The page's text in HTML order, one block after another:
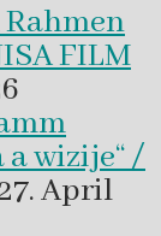
FILM
a wizije“ /
April